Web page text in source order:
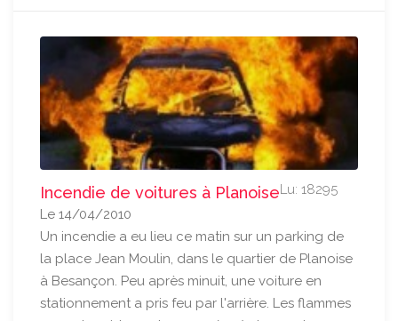
Incendie de voitures à PlanoiseLu: 18295
Le 14/04/2010
Un incendie a eu lieu ce matin sur un parking de
la place Jean Moulin, dans le quartier de Planoise
à Besançon. Peu après minuit, une voiture en
stationnement a pris feu par l'arrière. Les flammes